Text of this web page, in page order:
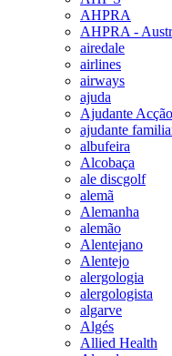
AHPRA
AHPRA -
airedale
airlines
airways
ajuda
Ajudante
ajudante
albufeira
Alcobaça
ale discgolf
alemã
Alemanha
alemão
Alentejano
Alentejo
alergologia
alergologista
algarve
Algés
Allied Health